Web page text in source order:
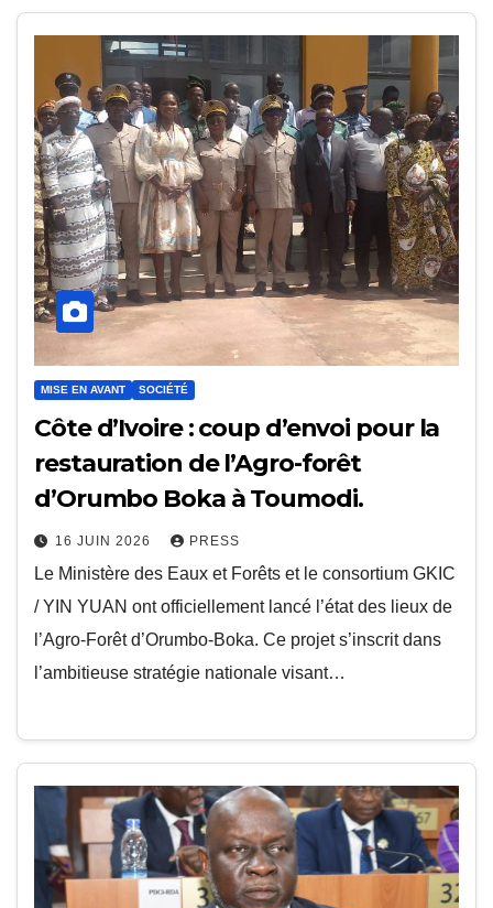
MISE EN AVANT SOCIÉTÉ
Côte d’Ivoire : coup d’envoi pour la
restauration de l’Agro-forêt
d’Orumbo Boka à Toumodi.
16 JUIN 2026 PRESS
Le Ministère des Eaux et Forêts et le consortium GKIC
/ YIN YUAN ont officiellement lancé l’état des lieux de
l’Agro-Forêt d’Orumbo-Boka. Ce projet s’inscrit dans
l’ambitieuse stratégie nationale visant…